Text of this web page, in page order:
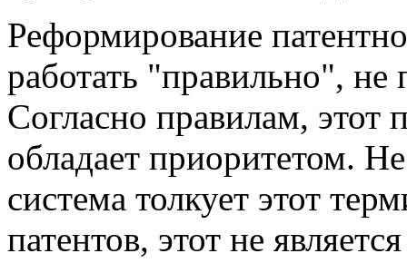
Реформирование
работать "правильно",
Согласно правилам, этот
обладает приоритетом.
система толкует этот
патентов, этот не